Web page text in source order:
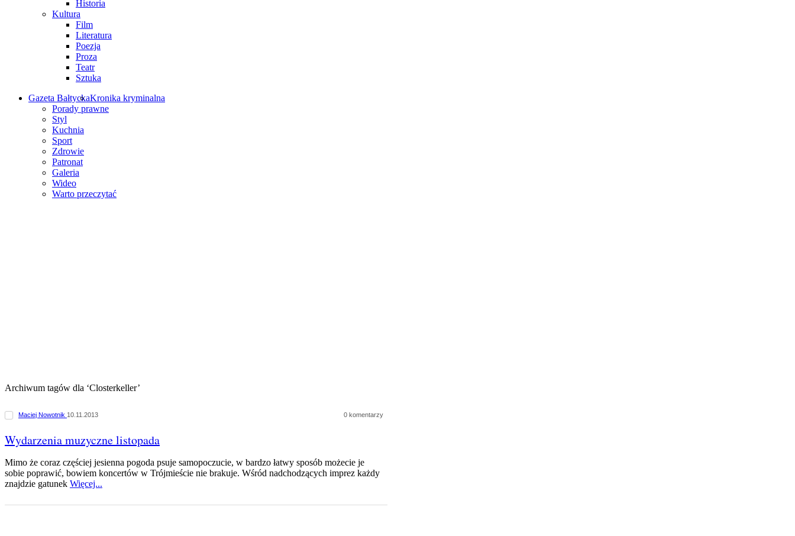
Historia
Kultura
Film
Literatura
Poezja
Proza
Teatr
Sztuka
Gazeta BałtyckaKronika kryminalna
Porady prawne
Styl
Kuchnia
Sport
Zdrowie
Patronat
Galeria
Wideo
Warto przeczytać
Archiwum tagów dla ‘Closterkeller’
Maciej Nowotnik 10.11.2013 0 komentarzy
Wydarzenia muzyczne listopada
Mimo że coraz częściej jesienna pogoda psuje samopoczucie, w bardzo łatwy sposób możecie je
sobie poprawić, bowiem koncertów w Trójmieście nie brakuje. Wśród nadchodzących imprez każdy
znajdzie gatunek Więcej...